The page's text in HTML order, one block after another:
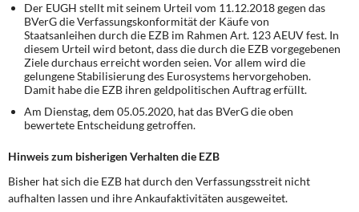
Der EUGH stellt mit seinem Urteil vom 11.12.2018 gegen das
BVerG die Verfassungskonformität der Käufe von
Staatsanleihen durch die EZB im Rahmen Art. 123 AEUV fest. In
diesem Urteil wird betont, dass die durch die EZB vorgegebenen
Ziele durchaus erreicht worden seien. Vor allem wird die
gelungene Stabilisierung des Eurosystems hervorgehoben.
Damit habe die EZB ihren geldpolitischen Auftrag erfüllt.
Am Dienstag, dem 05.05.2020, hat das BVerG die oben
bewertete Entscheidung getroffen.
Hinweis zum bisherigen Verhalten die EZB
Bisher hat sich die EZB hat durch den Verfassungsstreit nicht
aufhalten lassen und ihre Ankaufaktivitäten ausgeweitet.